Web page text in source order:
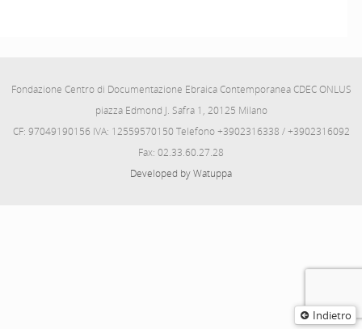
Indietro
Fondazione Centro di Documentazione Ebraica Contemporanea CDEC ONLUS
piazza Edmond J. Safra 1, 20125 Milano
CF: 97049190156 IVA: 12559570150 Telefono +3902316338 / +3902316092
Fax: 02.33.60.27.28
Developed by Watuppa